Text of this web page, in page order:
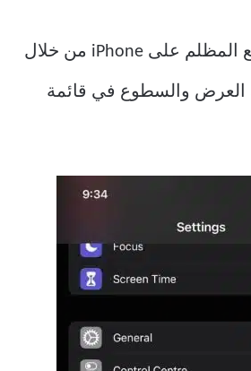
يمكنك تمكين الوضع المظلم على iPhone من خلال
والسطوع في قائمة